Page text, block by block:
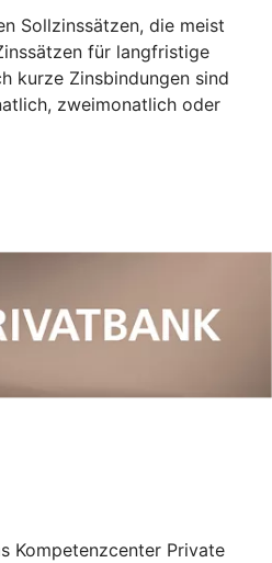
Sollzinssätzen, die meist
für langfristige
kurze Zinsbindungen sind
zweimonatlich oder
Kompetenzcenter Private